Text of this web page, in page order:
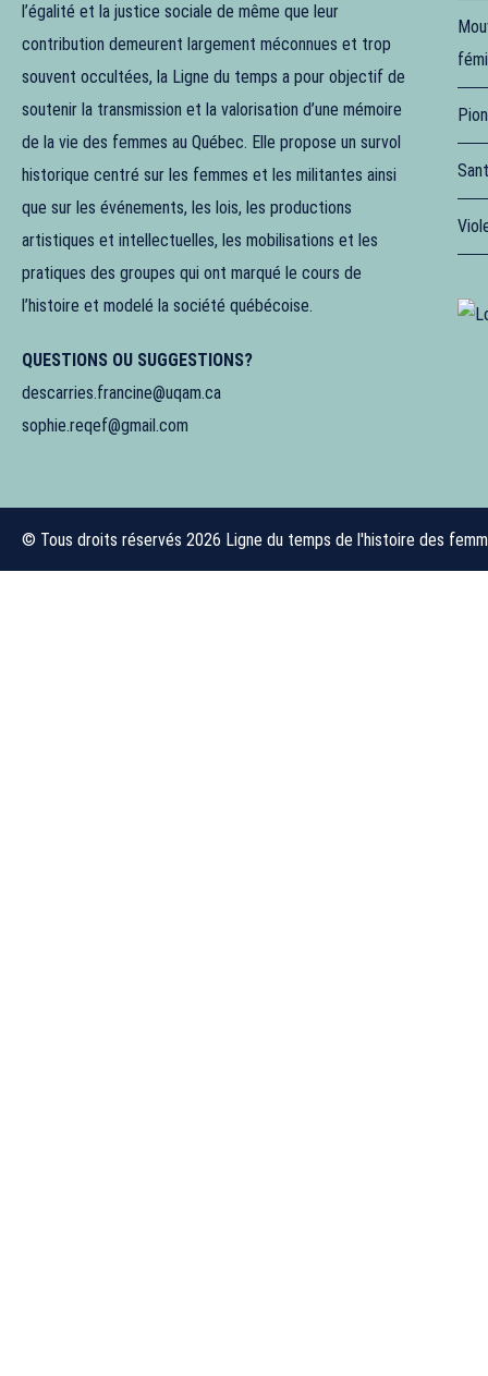
l’égalité et la justice sociale de même que leur
contribution demeurent largement méconnues et trop
souvent occultées, la Ligne du temps a pour objectif de
soutenir la transmission et la valorisation d’une mémoire
de la vie des femmes au Québec. Elle propose un survol
historique centré sur les femmes et les militantes ainsi
que sur les événements, les lois, les productions
artistiques et intellectuelles, les mobilisations et les
pratiques des groupes qui ont marqué le cours de
l’histoire et modelé la société québécoise.
QUESTIONS OU SUGGESTIONS?
descarries.francine@uqam.ca
sophie.reqef@gmail.com
© Tous droits réservés 2026 Ligne du temps de l'histoire des